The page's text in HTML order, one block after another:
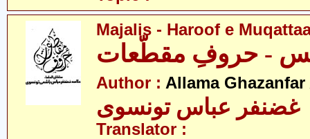
Majalis - Haroof e
- حروفِ مقطّعات
Author : Allama
غضنفر عباس تونسوی
Translator :